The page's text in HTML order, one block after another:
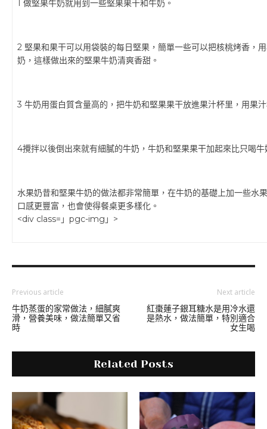
1 做堅果牛奶就用到一些堅果果干和牛奶。
2 堅果和果干可以用袋裝的每日堅果，簡單一些可以把核桃烤香，
奶，這樣做出來的堅果牛奶清爽香甜。
3 牛奶用蛋白質含量高的，把牛奶和堅果果干放進果汁杯里，用果
4攪拌以後倒出來就有細膩的牛奶，牛奶和堅果果干加起來比只喝
水果奶昔和堅果牛奶的做法都非常簡單，在牛奶的基礎上加一些水
口感更豐富，也會使得餐桌更多樣化。
<div class=」pgc-img」>
Previous article
牛奶蒸蛋的家常做法，細膩爽
滑，營養美味，做法簡單又省
時
Next article
紅棗蓮子銀耳糖水是用冷水還
是熱水，做法簡單，特別適合
女生喝
Related Posts